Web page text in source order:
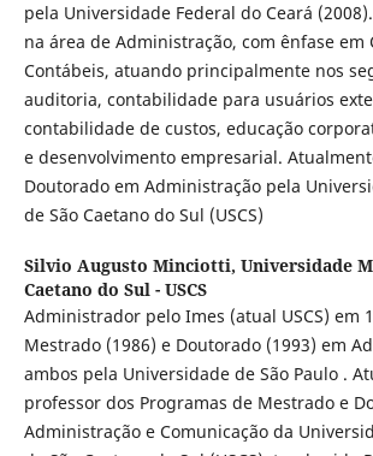
pela Universidade Federal do Ceará
na área de Administração, com ênfase em
Contábeis, atuando principalmente nos
auditoria, contabilidade para usuários
contabilidade de custos, educação
e desenvolvimento empresarial.
Doutorado em Administração pela
de São Caetano do Sul (USCS)
Silvio Augusto Minciotti, Universidade
Caetano do Sul - USCS
Administrador pelo Imes (atual USCS) em
Mestrado (1986) e Doutorado (1993) em
ambos pela Universidade de São Paulo .
professor dos Programas de Mestrado e
Administração e Comunicação da